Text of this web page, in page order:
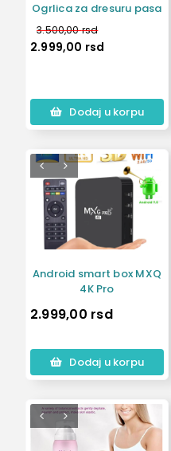
Ogrlica za dresuru pasa
3.500,00rsd
2.999,00 rsd
Dodaj u korpu
Android smart box MXQ
4K Pro
2.999,00 rsd
Dodaj u korpu